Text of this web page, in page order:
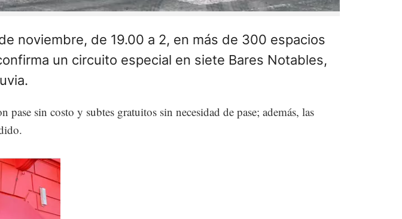
noviembre, de 19.00 a 2, en más de 300 espacios
un circuito especial en siete Bares Notables,
sin costo y subtes gratuitos sin necesidad de pase; además, las